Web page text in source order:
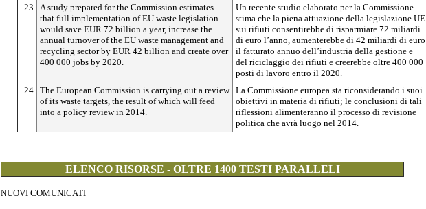
23
A study prepared for the Commission estimates
that full implementation of EU waste legislation
would save EUR 72 billion a year, increase the
annual turnover of the EU waste management and
recycling sector by EUR 42 billion and create over
400 000 jobs by 2020.
Un recente studio elaborato per la Commissione
stima che la piena attuazione della legislazione UE
sui rifiuti consentirebbe di risparmiare 72 miliardi
di euro l’anno, aumenterebbe di 42 miliardi di euro
il fatturato annuo dell’industria della gestione e
del riciclaggio dei rifiuti e creerebbe oltre 400 000
posti di lavoro entro il 2020.
24 The European Commission is carrying out a review
of its waste targets, the result of which will feed
into a policy review in 2014.
La Commissione europea sta riconsiderando i suoi
obiettivi in materia di rifiuti; le conclusioni di tali
riflessioni alimenteranno il processo di revisione
politica che avrà luogo nel 2014.
ELENCO RISORSE - OLTRE 1400 TESTI PARALLELI
NUOVI COMUNICATI